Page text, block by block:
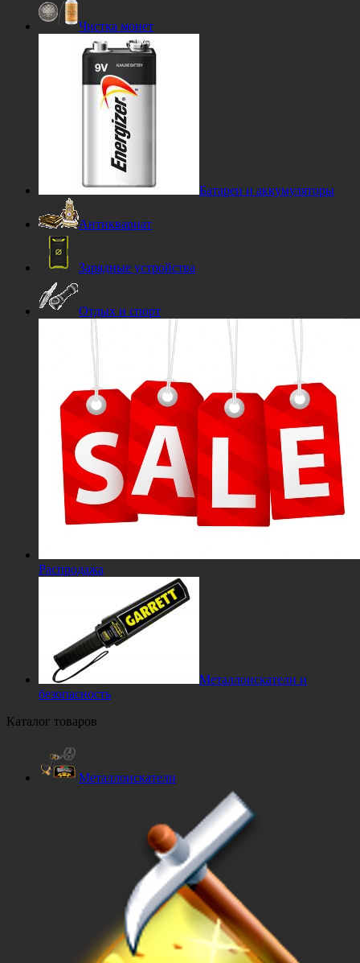
Чистка монет
Батареи и аккумуляторы
Антиквариат
Зарядные устройства
Отдых и спорт
Распродажа
Металлоискатели и
безопасность
Каталог товаров
Металлоискатели